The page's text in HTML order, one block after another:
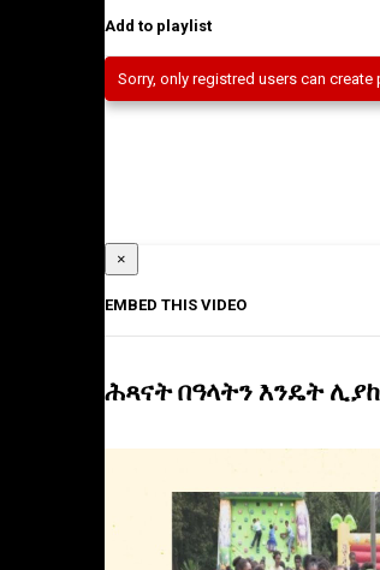
Add to playlist
Sorry, only registred users can create
×
EMBED THIS VIDEO
ሕጻናት በዓላትን እንዴት